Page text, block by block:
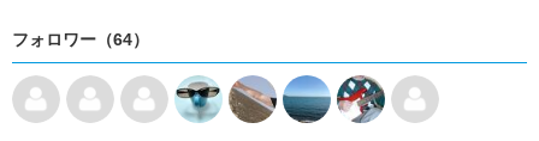
フォロワー（64）